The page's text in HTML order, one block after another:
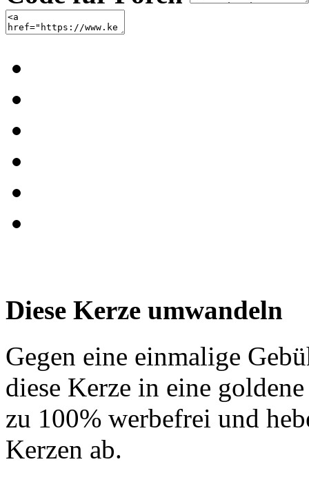
Diese Kerze umwandeln
Gegen eine einmalige
diese Kerze in eine
zu 100% werbefrei und
Kerzen ab.